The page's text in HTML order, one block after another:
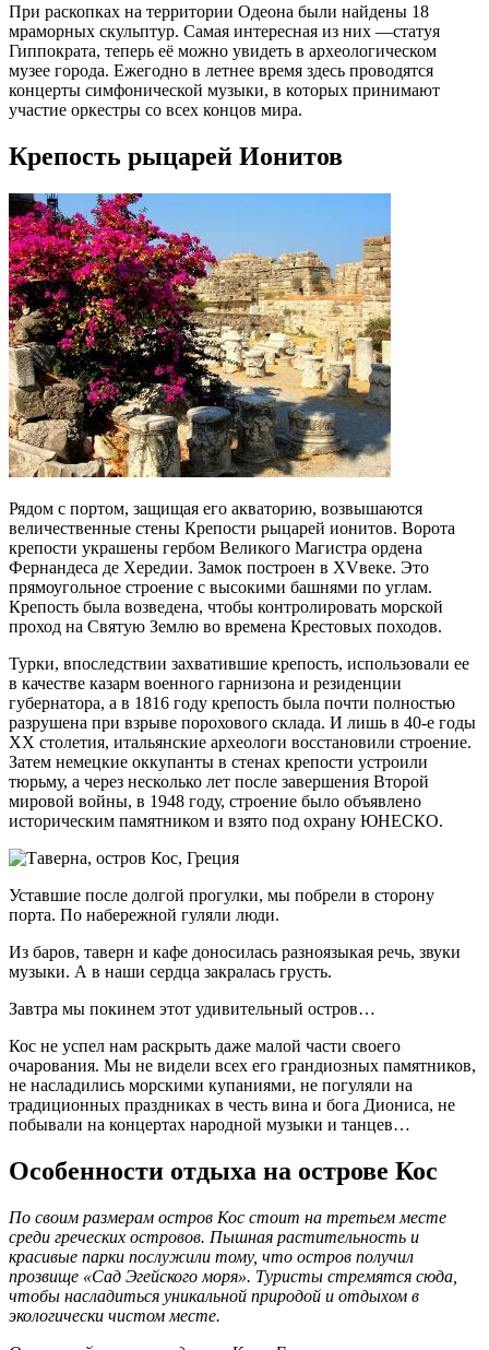
При раскопках на территории Одеона были найдены 18
мраморных скульптур. Самая интересная из них —статуя
Гиппократа, теперь её можно увидеть в археологическом
музее города. Ежегодно в летнее время здесь проводятся
концерты симфонической музыки, в которых принимают
участие оркестры со всех концов мира.
Крепость рыцарей Ионитов
Рядом с портом, защищая его акваторию, возвышаются
величественные стены Крепости рыцарей ионитов. Ворота
крепости украшены гербом Великого Магистра ордена
Фернандеса де Хередии. Замок построен в XVвеке. Это
прямоугольное строение с высокими башнями по углам.
Крепость была возведена, чтобы контролировать морской
проход на Святую Землю во времена Крестовых походов.
Турки, впоследствии захватившие крепость, использовали ее
в качестве казарм военного гарнизона и резиденции
губернатора, а в 1816 году крепость была почти полностью
разрушена при взрыве порохового склада. И лишь в 40-е годы
XX столетия, итальянские археологи восстановили строение.
Затем немецкие оккупанты в стенах крепости устроили
тюрьму, а через несколько лет после завершения Второй
мировой войны, в 1948 году, строение было объявлено
историческим памятником и взято под охрану ЮНЕСКО.
Уставшие после долгой прогулки, мы побрели в сторону
порта. По набережной гуляли люди.
Из баров, таверн и кафе доносилась разноязыкая речь, звуки
музыки. А в наши сердца закралась грусть.
Завтра мы покинем этот удивительный остров…
Кос не успел нам раскрыть даже малой части своего
очарования. Мы не видели всех его грандиозных памятников,
не насладились морскими купаниями, не погуляли на
традиционных праздниках в честь вина и бога Диониса, не
побывали на концертах народной музыки и танцев…
Особенности отдыха на острове Кос
По своим размерам остров Кос стоит на третьем месте
среди греческих островов. Пышная растительность и
красивые парки послужили тому, что остров получил
прозвище «Сад Эгейского моря». Туристы стремятся сюда,
чтобы насладиться уникальной природой и отдыхом в
экологически чистом месте.